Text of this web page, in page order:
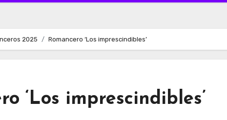
2025 Romancero ‘Los imprescindibles’
‘Los imprescindibles’